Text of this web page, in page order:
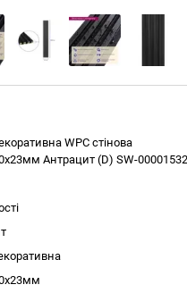
WPC стінова
Антрацит (D) SW-00001532